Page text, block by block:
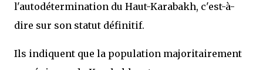
l'autodétermination du Haut-Karabakh, c'est-à-
dire sur son statut définitif.
Ils indiquent que la population majoritairement